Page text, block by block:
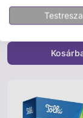
(könyv +toll)
33 995 Ft